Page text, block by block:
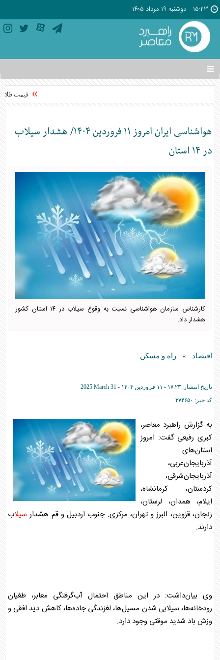
۱۵:۲۳ دوشنبه ۱۹ مرداد ۱۴۰۵
تغییر
وضعیت
منوی
ها
قیمت طلا امروز
هواشناسی ایران امروز ۱۱ فروردین ۱۴۰۴/ هشدار سیلاب
در ۱۴ استان
کارشناس سازمان هواشناسی نسبت به وقوع سیلاب در ۱۴ استان کشور
هشدار داد.
اقتصاد » راه و مسکن
تاریخ انتشار: ۱۷:۲۳ - ۱۱ فروردين ۱۴۰۴ -
2025 March 31
کد خبر: ۲۷۴۶۵۰
به گزارش راهبرد معاصر،
کبری رفیعی گفت: امروز
استان‌های
آذربایجان‌غربی،
آذربایجان‌شرقی،
کردستان، کرمانشاه،
ایلام، همدان، لرستان،
زنجان، قزوین، البرز و تهران، مرکزی. جنوب اردبیل و قم هشدار سیلاب
دارند.
وی بیان‌داشت: در این مناطق احتمال آب‌گرفتگی معابر، طغیان
رودخانه‌ها، سیلابی شدن مسیل‌ها، لغزندگی جاده‌ها، کاهش دید افقی و
وزش باد شدید موقتی وجود دارد.